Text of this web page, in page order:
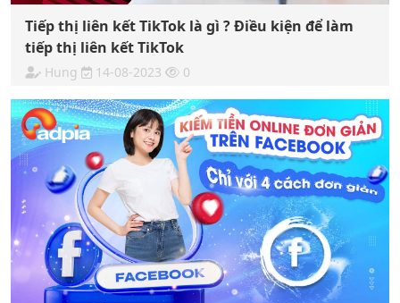
Tiếp thị liên kết TikTok là gì ? Điều kiện để làm
tiếp thị liên kết TikTok
Hung 14-08-2023 0